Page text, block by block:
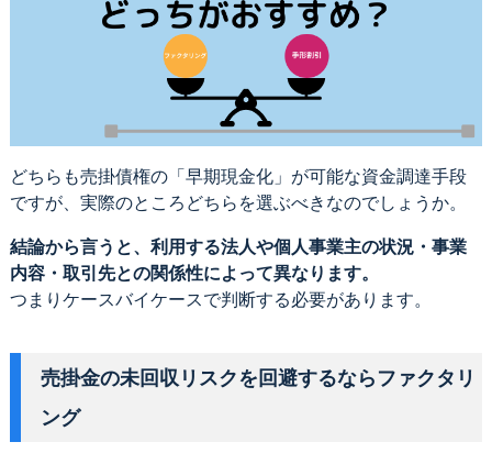
どちらも売掛債権の「早期現金化」が可能な資金調達手段
ですが、実際のところどちらを選ぶべきなのでしょうか。
結論から言うと、利用する法人や個人事業主の状況・事業
内容・取引先との関係性によって異なります。
つまりケースバイケースで判断する必要があります。
売掛金の未回収リスクを回避するならファクタリ
ング